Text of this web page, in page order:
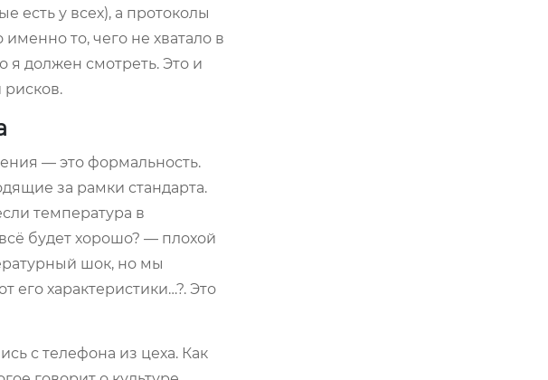
есть у всех), а протоколы
то, чего не хватало в
должен смотреть. Это и
— это формальность.
за рамки стандарта.
температура в
будет хорошо? — плохой
шок, но мы
его характеристики…?. Это
с телефона из цеха. Как